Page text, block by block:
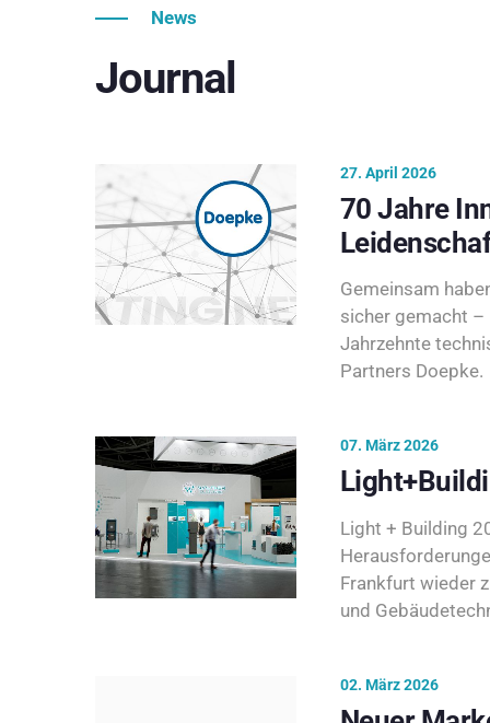
News
Journal
27. April 2026
70 Jahre
Gemeinsam
sicher gemacht –
Jahrzehnte
Partners Doepke.
07. März 2026
Light + Building
Frankfurt wieder
und
02. März 2026